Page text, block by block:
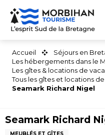
Aller
contenu
Accueil
Séjours en
Les hébergements dans le
Les gîtes & locations de
Tous les gîtes et locations
Seamark Richard Nigel
Seamark Richard